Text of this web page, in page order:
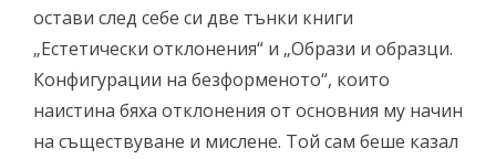
остави след себе си две тънки книги
„Естетически отклонения“ и „Образи и образци.
Конфигурации на безформеното“, които
наистина бяха отклонения от основния му начин
на съществуване и мислене. Той сам беше казал